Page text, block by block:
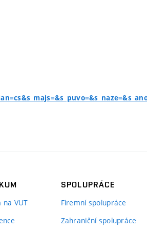
na VUT
SPOLUPRÁCE
Firemní spolupráce
Zahraniční spolupráce